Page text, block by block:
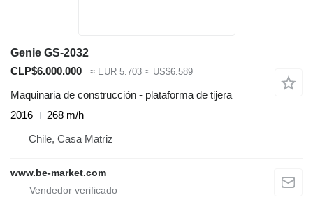
Genie GS-2032
CLP$6.000.000
≈ EUR 5.703 ≈ US$6.589
Maquinaria de construcción - plataforma de tijera
2016
268 m/h
Chile, Casa Matriz
www.be-market.com